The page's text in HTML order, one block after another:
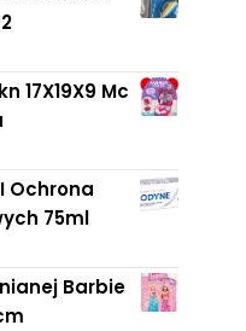
17X19X9 Mc
Ochrona
75ml
Barbie